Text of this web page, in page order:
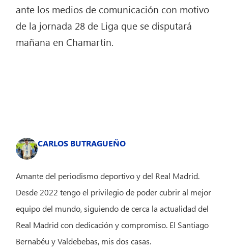
ante los medios de comunicación con motivo
de la jornada 28 de Liga que se disputará
mañana en Chamartín.
CARLOS BUTRAGUEÑO
Amante del periodismo deportivo y del Real Madrid.
Desde 2022 tengo el privilegio de poder cubrir al mejor
equipo del mundo, siguiendo de cerca la actualidad del
Real Madrid con dedicación y compromiso. El Santiago
Bernabéu y Valdebebas, mis dos casas.